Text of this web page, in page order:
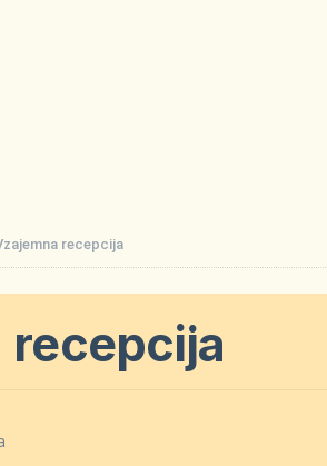
recepcija
recepcija